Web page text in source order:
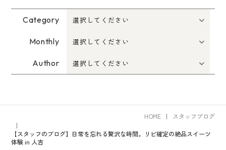
Category
Monthly
Author
HOME スタッフブログ
【スタッフのブログ】日常を忘れる贅沢な時間。リピ確定の絶品スイーツ
体験 in 人吉